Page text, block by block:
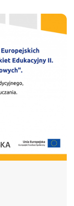
szkół i placówek